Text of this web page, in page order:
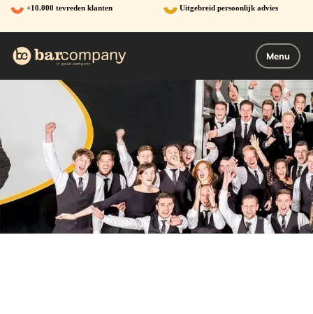
Ga
naar
de
Menu
+10.000 tevreden klanten Uitgebreid persoonlijk advies